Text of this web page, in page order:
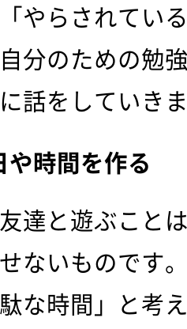
やらされてい
分のための勉
話をしていき
時間を作る
達と遊ぶこと
ないものです
な時間」と考